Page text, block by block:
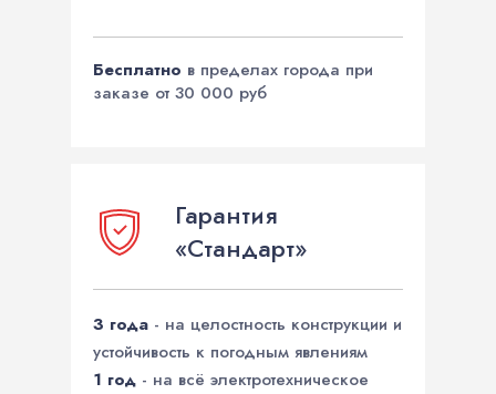
Бесплатно в пределах города при
заказе от 30 000 руб
Гарантия
«Стандарт»
3 года - на целостность конструкции и
устойчивость к погодным явлениям
1 год - на всё электротехническое